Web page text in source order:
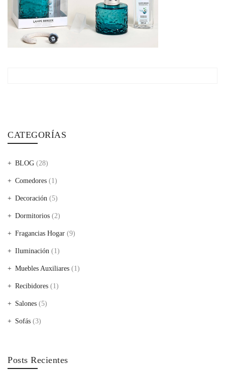
CATEGORÍAS
BLOG (28)
Comedores (1)
Decoración (5)
Dormitorios (2)
Fragancias Hogar (9)
Iluminación (1)
Muebles Auxiliares (1)
Recibidores (1)
Salones (5)
Sofás (3)
Posts Recientes